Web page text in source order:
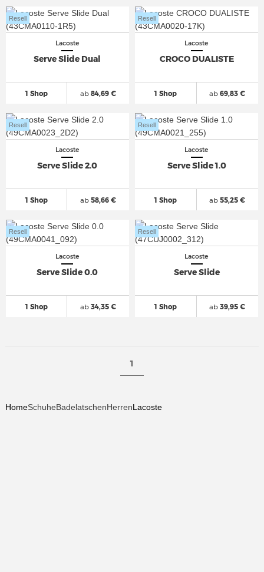
Lacoste
Serve Slide Dual
1 Shop
Resell
ab84,69 €
Lacoste
CROCO DUALISTE
1 Shop
Resell
ab 69,83 €
Lacoste
Serve Slide 2.0
1 Shop
Resell
ab58,66 €
Lacoste
Serve Slide 1.0
1 Shop
Resell
ab 55,25 €
Lacoste
Serve Slide 0.0
1 Shop
Resell
ab34,35 €
Lacoste
Serve Slide
1 Shop
Resell
ab 39,95 €
1
HomeSchuheBadelatschenHerrenLacoste